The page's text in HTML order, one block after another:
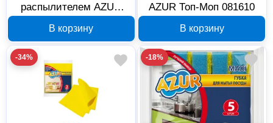
распылителем AZUR
В корзину
AZUR Топ-Моп 081610
В корзину
-34% -18%